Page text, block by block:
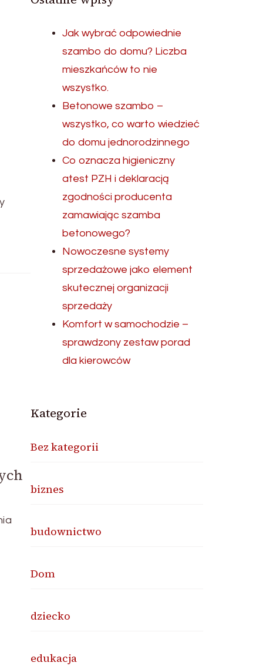
Jak wybrać odpowiednie
szambo do domu? Liczba
mieszkańców to nie
wszystko.
Betonowe szambo –
wszystko, co warto wiedzieć
do domu jednorodzinnego
Co oznacza higieniczny
atest PZH i deklaracją
zgodności producenta
zamawiając szamba
betonowego?
Nowoczesne systemy
sprzedażowe jako element
skutecznej organizacji
sprzedaży
Komfort w samochodzie –
sprawdzony zestaw porad
dla kierowców
Kategorie
Bez kategorii
biznes
budownictwo
Dom
dziecko
edukacja